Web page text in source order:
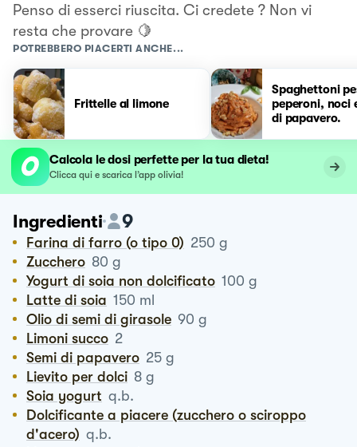
Penso di esserci riuscita. Ci credete ? Non vi
resta che provare 🍋
POTREBBERO PIACERTI ANCHE...
Frittelle al limone
Spaghettoni
peperoni, noci
di papavero.
Calcola le dosi perfette per la tua dieta!
Clicca qui e scarica l’app olivia!
Ingredienti 9
Farina di farro (o tipo 0) 250 g
Zucchero 80 g
Yogurt di soia non dolcificato 100 g
Latte di soia 150 ml
Olio di semi di girasole 90 g
Limoni succo 2
Semi di papavero 25 g
Lievito per dolci 8 g
Soia yogurt q.b.
Dolcificante a piacere (zucchero o sciroppo
d'acero) q.b.